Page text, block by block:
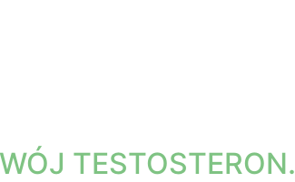
TESTOSTERON.